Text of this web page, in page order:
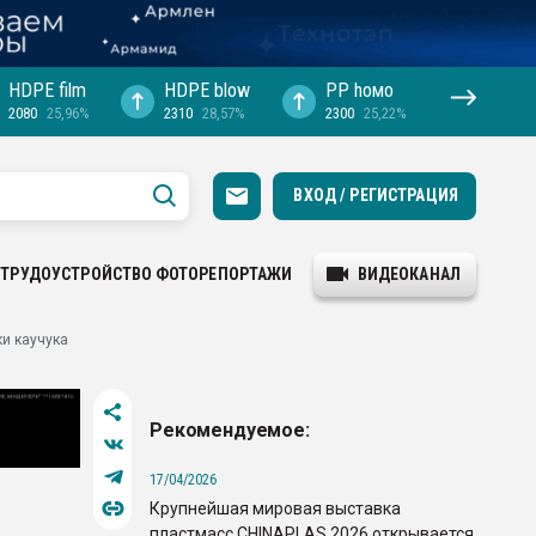
HDPE film
2080 25,96%
HDPE blow
2310 28,57%
PP hомо
2300 25,22%
ВХОД / РЕГИСТРАЦИЯ
ТРУДОУСТРОЙСТВО ФОТОРЕПОРТАЖИ ВИДЕОКАНАЛ
каучука
Рекомендуемое:
17/04/2026
Крупнейшая мировая выставка